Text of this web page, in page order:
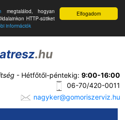
Elfogadom
megtalálod, hogyan
HTTP-sütiket
információk
.hu
- Hétfőtől-péntekig: 9:00-16:00
06-70/420-0011
nagyker@gomoriszerviz.hu